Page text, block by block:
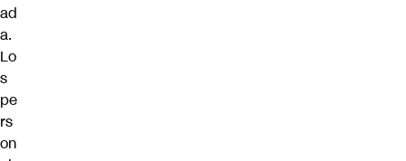
ad
a.
Lo
s
pe
rs
on